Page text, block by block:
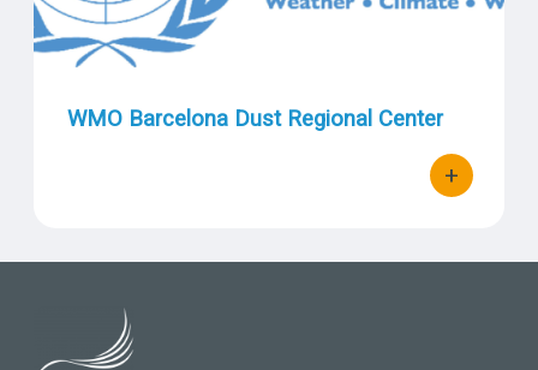
WMO Barcelona Dust Regional Center
+
bouton
PIED DE PAGE